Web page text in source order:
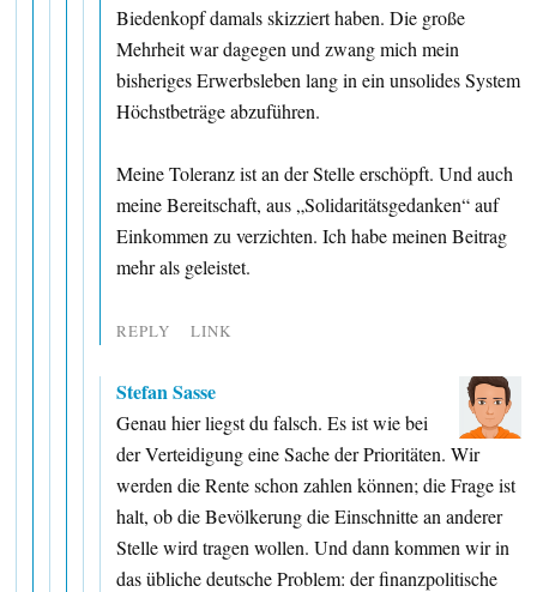
Biedenkopf damals skizziert haben. Die große
Mehrheit war dagegen und zwang mich mein
bisheriges Erwerbsleben lang in ein unsolides System
Höchstbeträge abzuführen.
Meine Toleranz ist an der Stelle erschöpft. Und auch
meine Bereitschaft, aus „Solidaritätsgedanken“ auf
Einkommen zu verzichten. Ich habe meinen Beitrag
mehr als geleistet.
REPLY LINK
Stefan Sasse
Genau hier liegst du falsch. Es ist wie bei
der Verteidigung eine Sache der Prioritäten. Wir
werden die Rente schon zahlen können; die Frage ist
halt, ob die Bevölkerung die Einschnitte an anderer
Stelle wird tragen wollen. Und dann kommen wir in
das übliche deutsche Problem: der finanzpolitische